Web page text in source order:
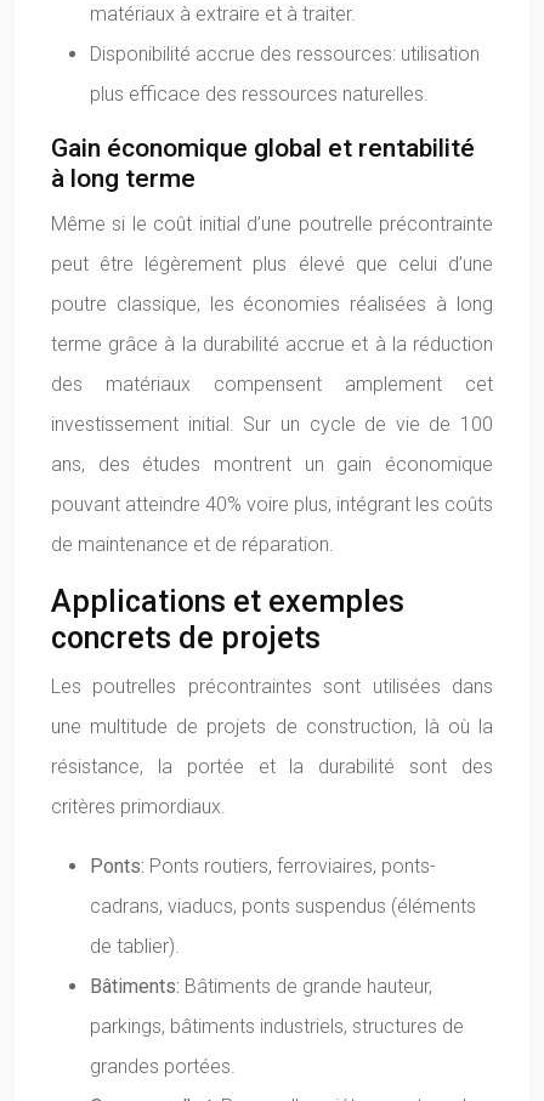
matériaux à extraire et à traiter.
Disponibilité accrue des ressources: utilisation
plus efficace des ressources naturelles.
Gain économique global et rentabilité
à long terme
Même si le coût initial d’une poutrelle précontrainte
peut être légèrement plus élevé que celui d’une
poutre classique, les économies réalisées à long
terme grâce à la durabilité accrue et à la réduction
des matériaux compensent amplement cet
investissement initial. Sur un cycle de vie de 100
ans, des études montrent un gain économique
pouvant atteindre 40% voire plus, intégrant les coûts
de maintenance et de réparation.
Applications et exemples
concrets de projets
Les poutrelles précontraintes sont utilisées dans
une multitude de projets de construction, là où la
résistance, la portée et la durabilité sont des
critères primordiaux.
Ponts: Ponts routiers, ferroviaires, ponts-
cadrans, viaducs, ponts suspendus (éléments
de tablier).
Bâtiments: Bâtiments de grande hauteur,
parkings, bâtiments industriels, structures de
grandes portées.